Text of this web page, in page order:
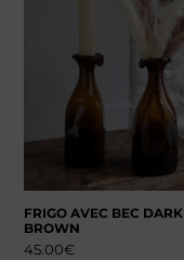
FRIGO AVEC BEC DARK
BROWN
45.00€